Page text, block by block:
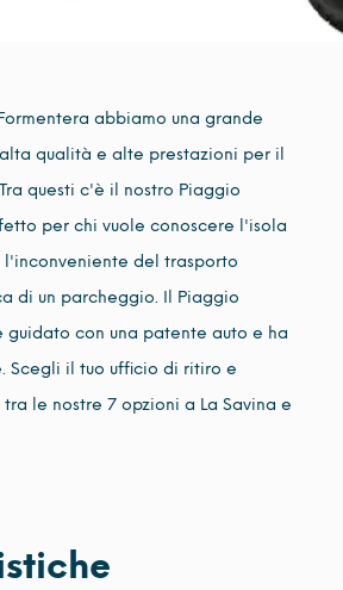
abbiamo una grande
qualità e alte prestazioni per il
questi c'è il nostro Piaggio
per chi vuole conoscere l'isola
l'inconveniente del trasporto
di un parcheggio. Il Piaggio
guidato con una patente auto e ha
Scegli il tuo ufficio di ritiro e
le nostre 7 opzioni a La Savina e